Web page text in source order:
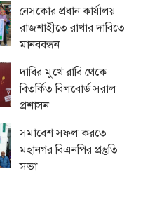
নেসকোর প্রধান কার্যালয়
রাজশাহীতে রাখার দাবিতে
মানববন্ধন
দাবির মুখে রাবি থেকে
বিতর্কিত বিলবোর্ড সরাল
প্রশাসন
সমাবেশ সফল করতে
মহানগর বিএনপির প্রস্তুতি
সভা